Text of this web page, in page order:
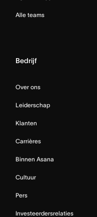
Alle teams
Bedrijf
Over ons
Leiderschap
Klanten
Carrières
Binnen Asana
Cultuur
Pers
Investeerdersrelaties